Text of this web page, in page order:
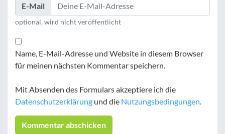
E-Mail
optional, wird nicht veröffentlicht
Name, E-Mail-Adresse und Website in diesem Browser
für meinen nächsten Kommentar speichern.
Mit Absenden des Formulars akzeptiere ich die
Datenschutzerklärung und die Nutzungsbedingungen